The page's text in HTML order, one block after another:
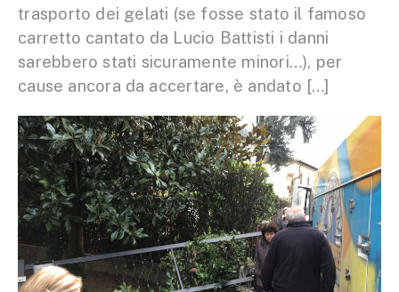
trasporto dei gelati (se fosse stato il famoso
carretto cantato da Lucio Battisti i danni
sarebbero stati sicuramente minori…), per
cause ancora da accertare, è andato […]